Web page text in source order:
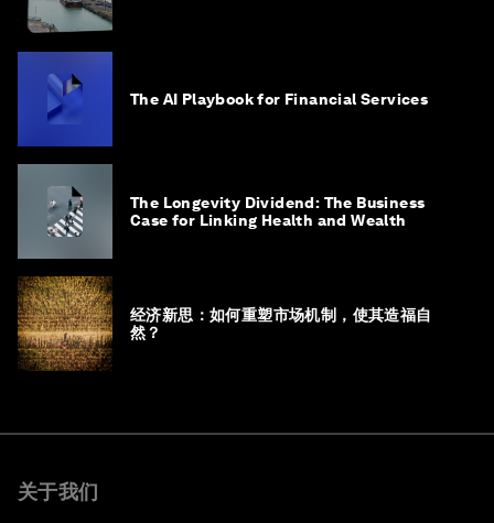
The AI Playbook for Financial Services
The Longevity Dividend: The Business
Case for Linking Health and Wealth
经济新思：如何重塑市场机制，使其造福自
然？
关于我们